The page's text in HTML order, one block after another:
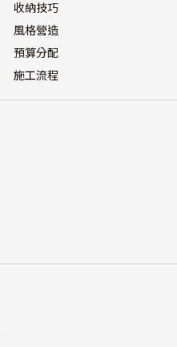
收納技巧
風格營造
預算分配
施工流程